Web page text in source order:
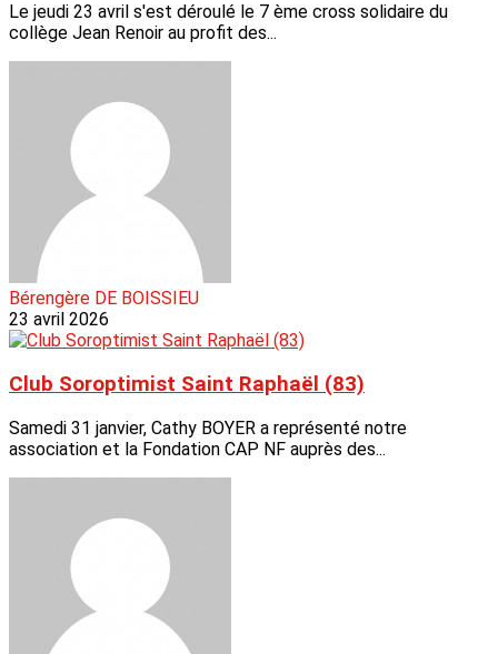
Le jeudi 23 avril s'est déroulé le 7 ème cross solidaire du
collège Jean Renoir au profit des...
Bérengère DE BOISSIEU
23 avril 2026
Club Soroptimist Saint Raphaël (83)
Samedi 31 janvier, Cathy BOYER a représenté notre
association et la Fondation CAP NF auprès des...